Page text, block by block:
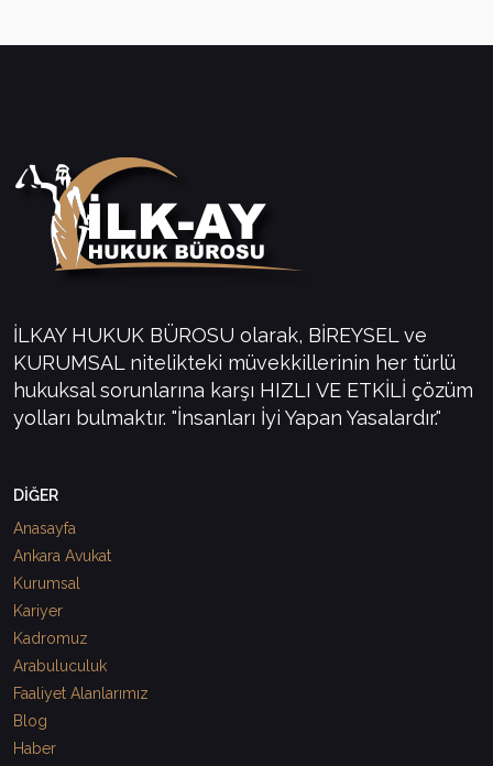
İLKAY HUKUK BÜROSU olarak, BİREYSEL ve
KURUMSAL nitelikteki müvekkillerinin her türlü
hukuksal sorunlarına karşı HIZLI VE ETKİLİ çözüm
yolları bulmaktır. "İnsanları İyi Yapan Yasalardır."
DİĞER
Anasayfa
Ankara Avukat
Kurumsal
Kariyer
Kadromuz
Arabuluculuk
Faaliyet Alanlarımız
Blog
Haber